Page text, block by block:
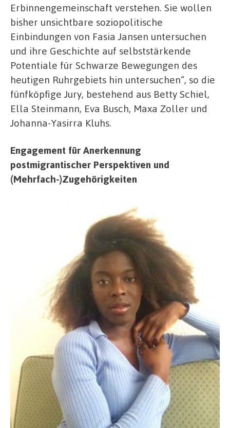
Erbinnengemeinschaft verstehen. Sie wollen
bisher unsichtbare soziopolitische
Einbindungen von Fasia Jansen untersuchen
und ihre Geschichte auf selbststärkende
Potentiale für Schwarze Bewegungen des
heutigen Ruhrgebiets hin untersuchen“, so die
fünfköpfige Jury, bestehend aus Betty Schiel,
Ella Steinmann, Eva Busch, Maxa Zoller und
Johanna-Yasirra Kluhs.
Engagement für Anerkennung
postmigrantischer Perspektiven und
(Mehrfach-)Zugehörigkeiten